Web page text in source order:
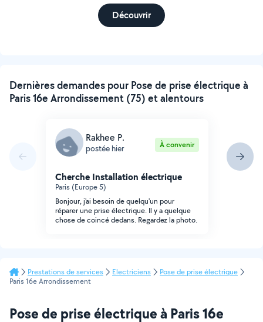
Découvrir
Dernières demandes pour Pose de prise électrique à
Paris 16e Arrondissement (75) et alentours
Rakhee P.
postée hier À convenir
Cherche Installation électrique
Paris (Europe 5)
Bonjour, j'ai besoin de quelqu'un pour
réparer une prise électrique. Il y a quelque
chose de coincé dedans. Regardez la photo.
Prestations de services Electriciens
Pose de prise électrique
Paris 16e Arrondissement
Pose de prise électrique à Paris 16e